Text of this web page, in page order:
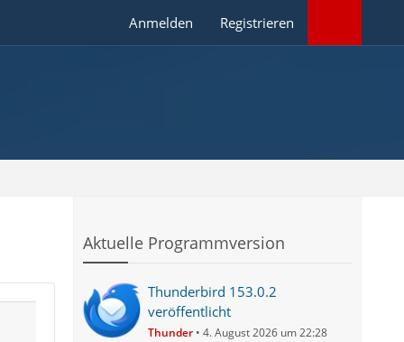
Anmelden Registrieren
Aktuelle Programmversion
Thunderbird 153.0.2
veröffentlicht
Thunder 4. August 2026 um 22:28